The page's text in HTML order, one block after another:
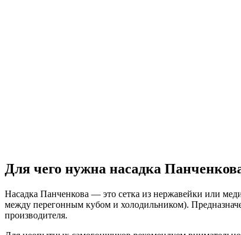
Для чего нужна насадка
Насадка Панченкова — это сетка из нержавейки или
между перегонным кубом и холодильником).
производителя.